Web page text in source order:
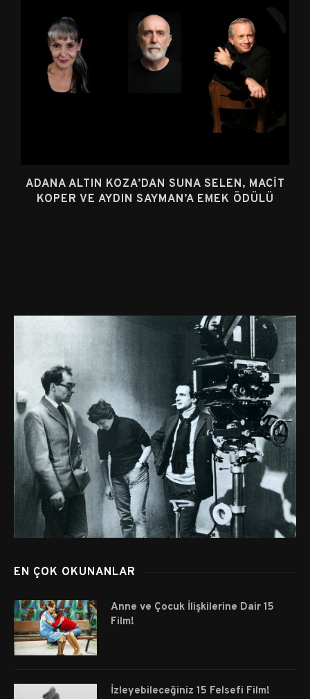
ADANA ALTIN KOZA’DAN SUNA SELEN, MACIT
KOPER VE AYDIN SAYMAN’A EMEK ÖDÜLÜ
EN ÇOK OKUNANLAR
Anne ve Çocuk İlişkilerine Dair 15
Film!
İzleyebileceğiniz 15 Felsefi Film!